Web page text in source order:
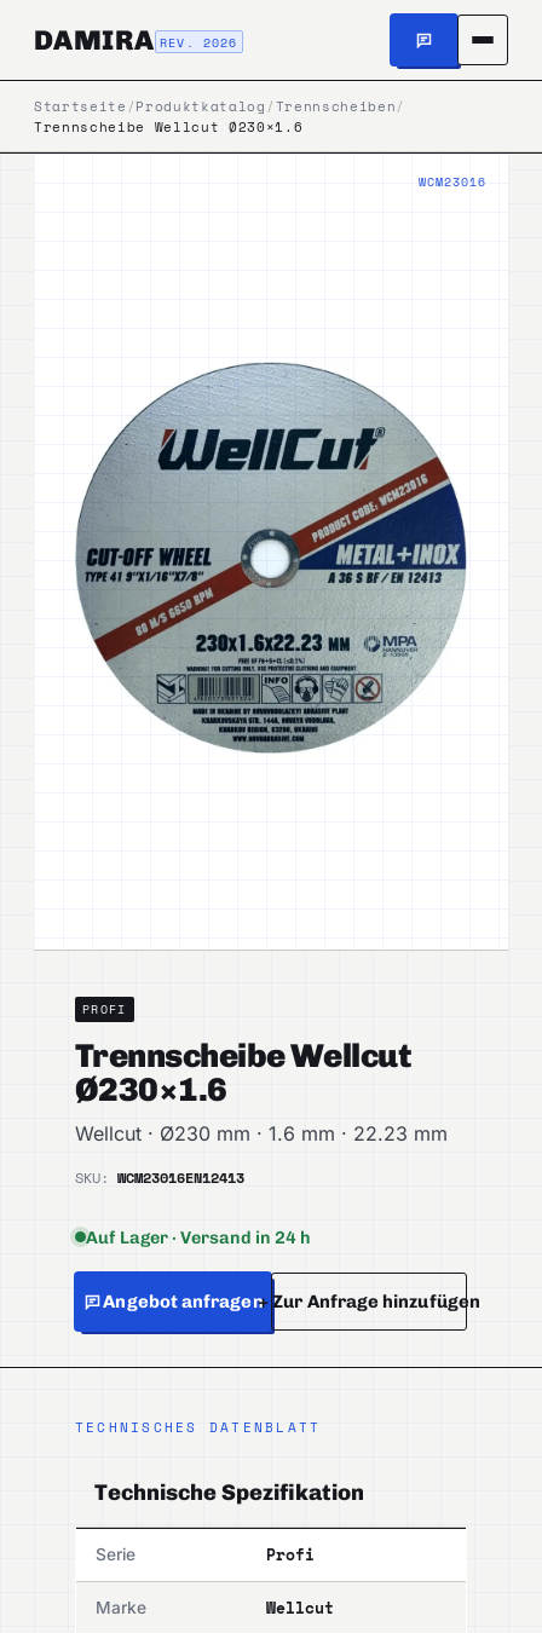
DAMIRA REV. 2026
Startseite /Produktkatalog /Trennscheiben/
Trennscheibe Wellcut Ø230×1.6
WCM23016
PROFI
Trennscheibe Wellcut
Ø230×1.6
Wellcut · Ø230 mm · 1.6 mm · 22.23 mm
SKU: WCM23016EN12413
Auf Lager · Versand in 24 h
Angebot anfragen+ Zur Anfrage hinzufügen
TECHNISCHES DATENBLATT
Technische Spezifikation
Serie Profi
Marke Wellcut